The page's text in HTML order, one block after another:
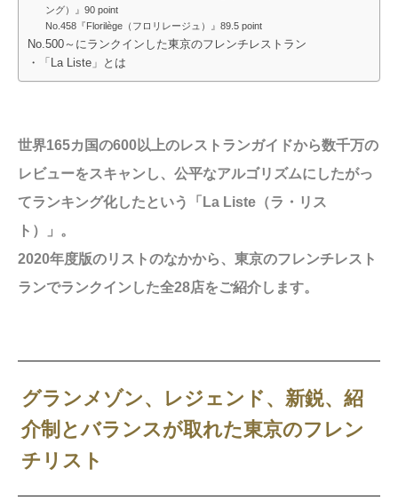
ング）』90 point
No.458『Florilège（フロリレージュ）』89.5 point
No.500～にランクインした東京のフレンチレストラン
・「La Liste」とは
世界165カ国の600以上のレストランガイドから数千万の
レビューをスキャンし、公平なアルゴリズムにしたがっ
てランキング化したという「La Liste（ラ・リス
ト）」。
2020年度版のリストのなかから、東京のフレンチレスト
ランでランクインした全28店をご紹介します。
グランメゾン、レジェンド、新鋭、紹
介制とバランスが取れた東京のフレン
チリスト